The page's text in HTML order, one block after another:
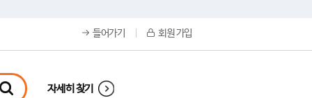
들어가기 회원 가입
자세히 찾기